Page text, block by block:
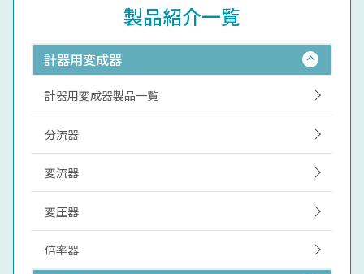
製品紹介一覧
計器用変成器
計器用変成器製品一覧
分流器
変流器
変圧器
倍率器